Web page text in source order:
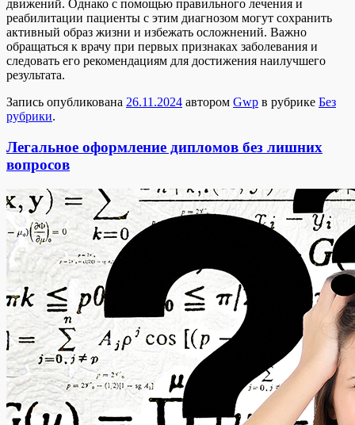
движений. Однако с помощью правильного лечения и
реабилитации пациенты с этим диагнозом могут сохранить
активный образ жизни и избежать осложнений. Важно
обращаться к врачу при первых признаках заболевания и
следовать его рекомендациям для достижения наилучшего
результата.
Запись опубликована 26.11.2024 автором Gwp в рубрике Без
рубрики.
Легальное оформление дипломов без лишних
вопросов